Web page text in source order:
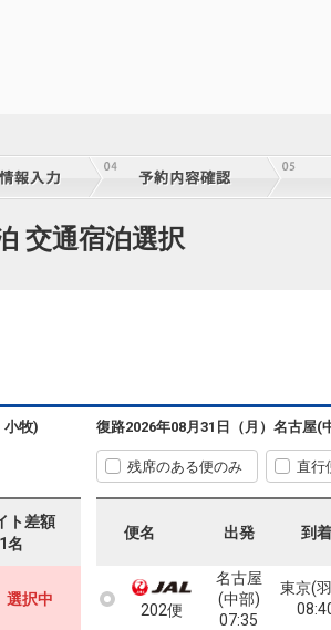
交通宿泊選択
小牧)
ト差額
名
選択中
復路2026年08月31日（月） 名古屋(
残席のある便のみ 直行
便名 出発 到着
202便
名古屋
(中部)
07:35
東京(